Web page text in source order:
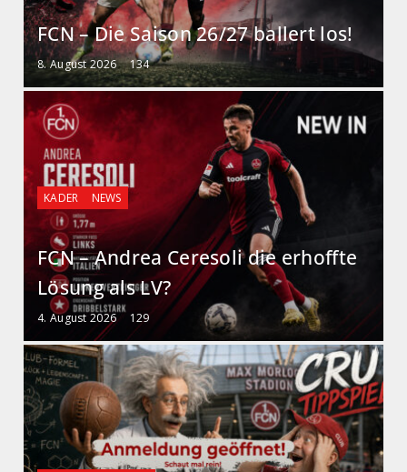
FCN – Die Saison 26/27 ballert los!
8. August 2026 134
KADER NEWS
FCN – Andrea Ceresoli die erhoffte
Lösung als LV?
4. August 2026 129